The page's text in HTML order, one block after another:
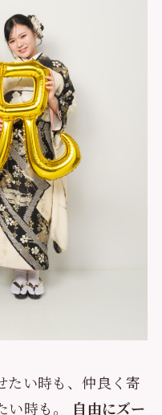
たい時も、仲良く寄
い時も。
自由にズー